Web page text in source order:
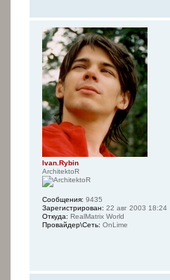
Ivan.Rybin
ArchitektoR
Сообщения: 9435
Зарегистрирован: 22 авг 2003 18:24
Откуда: RealMatrix World
Провайдер\Сеть: OnLime